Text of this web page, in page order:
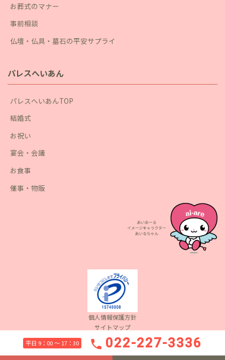
お葬式のマナー
事前相談
仏壇・仏具・墓石の平安サプライ
パレスへいあん
パレスへいあんTOP
結婚式
お祝い
宴会・会議
お食事
催事・物販
個人情報保護方針
サイトマップ
Copyright(c) 2022 Aiare Inc. All Rights Reserved.
平日 9：00 〜 17：30 phone 022-227-3336